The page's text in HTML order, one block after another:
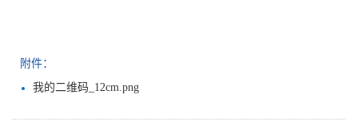
附件：
我的二维码_12cm.png